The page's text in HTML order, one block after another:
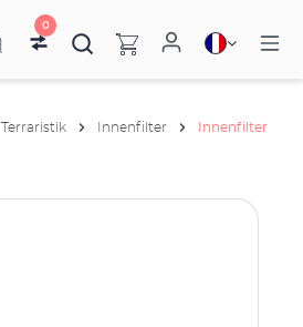
0
Terraristik Innenfilter Innenfilter